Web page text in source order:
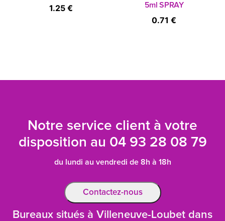
1.25 €
5ml SPRAY
0.71 €
Notre service client à votre
disposition au 04 93 28 08 79
du lundi au vendredi de 8h à 18h
Contactez-nous
Bureaux situés à Villeneuve-Loubet dans